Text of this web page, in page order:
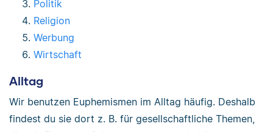
Politik
Religion
Werbung
Wirtschaft
Alltag
Wir benutzen Euphemismen im Alltag häufig. Deshalb
findest du sie dort z. B. für gesellschaftliche Themen,